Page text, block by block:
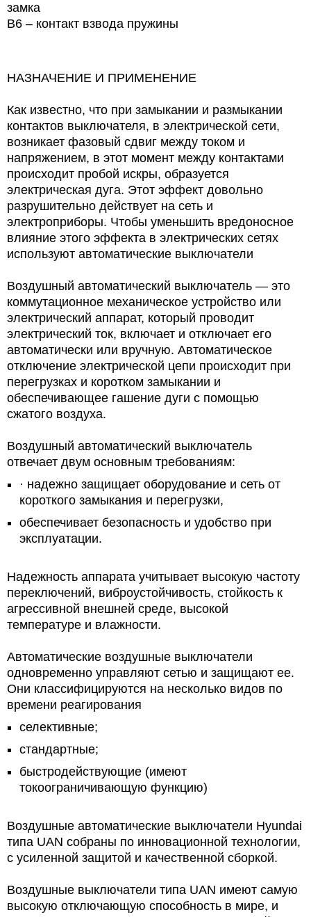
замка
B6 – контакт взвода пружины
НАЗНАЧЕНИЕ И ПРИМЕНЕНИЕ
Как известно, что при замыкании и размыкании
контактов выключателя, в электрической сети,
возникает фазовый сдвиг между током и
напряжением, в этот момент между контактами
происходит пробой искры, образуется
электрическая дуга. Этот эффект довольно
разрушительно действует на сеть и
электроприборы. Чтобы уменьшить вредоносное
влияние этого эффекта в электрических сетях
используют автоматические выключатели
Воздушный автоматический выключатель — это
коммутационное механическое устройство или
электрический аппарат, который проводит
электрический ток, включает и отключает его
автоматически или вручную. Автоматическое
отключение электрической цепи происходит при
перегрузках и коротком замыкании и
обеспечивающее гашение дуги с помощью
сжатого воздуха.
Воздушный автоматический выключатель
отвечает двум основным требованиям:
· надежно защищает оборудование и сеть от
короткого замыкания и перегрузки,
обеспечивает безопасность и удобство при
эксплуатации.
Надежность аппарата учитывает высокую частоту
переключений, виброустойчивость, стойкость к
агрессивной внешней среде, высокой
температуре и влажности.
Автоматические воздушные выключатели
одновременно управляют сетью и защищают ее.
Они классифицируются на несколько видов по
времени реагирования
селективные;
стандартные;
быстродействующие (имеют
токоограничивающую функцию)
Воздушные автоматические выключатели Hyundai
типа UAN собраны по инновационной технологии,
с усиленной защитой и качественной сборкой.
Воздушные выключатели типа UAN имеют самую
высокую отключающую способность в мире, и